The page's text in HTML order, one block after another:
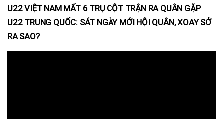
U22 VIỆT NAM MẤT 6 TRỤ CỘT TRẬN RA QUÂN GẶP
U22 TRUNG QUỐC: SÁT NGÀY MỚI HỘI QUÂN, XOAY SỞ
RA SAO?